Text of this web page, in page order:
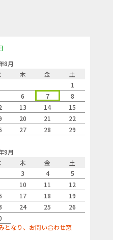
8月
木 金
土
1
6 7
8
13 14
15
20 21
22
27 28
29
9月
木 金
土
3 4
5
10 11
12
17 18
19
24 25
26
となり、お問い合わせ窓